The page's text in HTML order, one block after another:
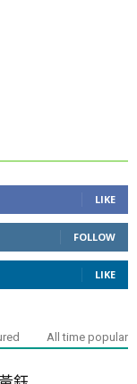
LIKE
FOLLOW
LIKE
All time popular